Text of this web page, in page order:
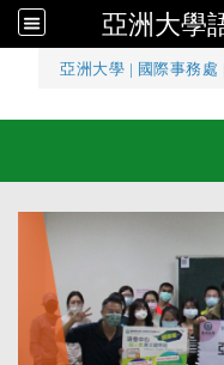
亞洲大學
亞洲大學 國際事務處
亞洲大學